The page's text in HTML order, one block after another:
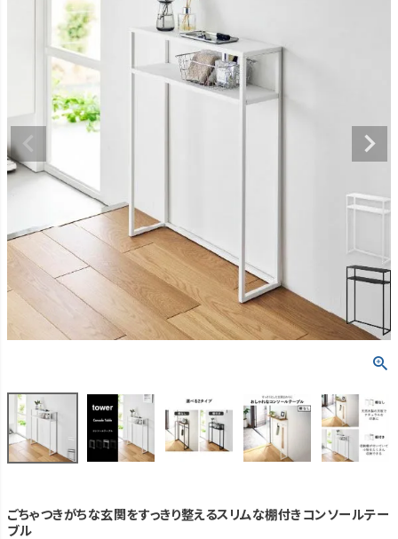
ごちゃつきがちな玄関をすっきり整えるスリムな棚付きコンソールテー
ブル